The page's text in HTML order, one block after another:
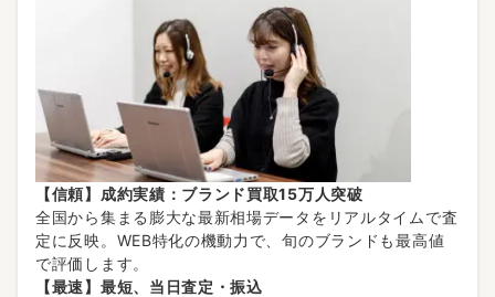
【信頼】成約実績：ブランド買取15万人突破
全国から集まる膨大な最新相場データをリアルタイムで査
定に反映。WEB特化の機動力で、旬のブランドも最高値
で評価します。
【最速】最短、当日査定・振込